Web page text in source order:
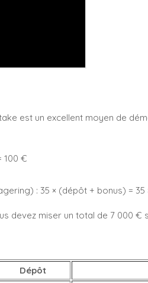
est un excellent moyen de
100 €
: 35 × (dépôt + bonus) =
devez miser un total de 7 000
Dépôt